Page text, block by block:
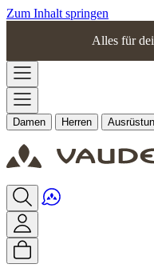
Zum Inhalt springen
Alles für
Damen Herren